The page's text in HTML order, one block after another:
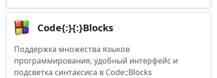
Code{:}{:}Blocks
Поддержка множества языков
программирования, удобный интерфейс и
подсветка синтаксиса в Code::Blocks